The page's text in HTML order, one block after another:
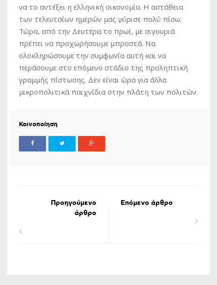
να το αντέξει η ελληνική οικονομία. Η αστάθεια
των τελευταίων ημερών μας γύρισε πολύ πίσω.
Τώρα, από την Δευτέρα το πρωί, με σιγουριά
πρέπει να προχωρήσουμε μπροστά. Να
ολοκληρώσουμε την συμφωνία αυτή και να
περάσουμε στο επόμενο στάδιο της προληπτική
γραμμής πίστωσης. Δεν είναι ώρα για άλλα
μικροπολιτικά παιχνίδια στην πλάτη των πολιτών.
Κοινοποίηση
Προηγούμενο
άρθρο
Επόμενο άρθρο